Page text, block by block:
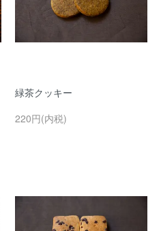
緑茶クッキー
220円(内税)